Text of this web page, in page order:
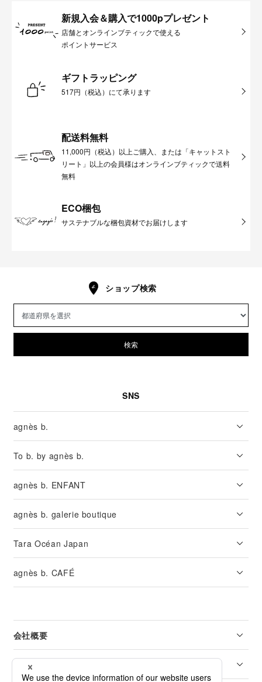
新規入会＆購入で1000pプレゼント
店舗とオンラインブティックで使える
ポイントサービス
ギフトラッピング
517円（税込）にて承ります
配送料無料
11,000円（税込）以上ご購入、または「キャットスト
リート」以上の会員様はオンラインブティックで送料
無料
ECO梱包
サステナブルな梱包資材でお届けします
ショップ検索
検索
SNS
agnès b.
To b. by agnès b.
agnès b. ENFANT
agnès b. galerie boutique
Tara Océan Japan
agnès b. CAFÉ
会社概要
リーガル